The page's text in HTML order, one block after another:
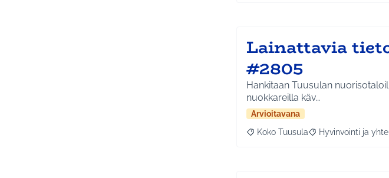
Lainattavia
#2805
Hankitaan Tuusulan
nuokkareilla käv…
Arvioitavana
Rajaa tulokset aihepiirin mukaan:
Koko Tuusula Rajaa tulokset
Hyvinvointi ja